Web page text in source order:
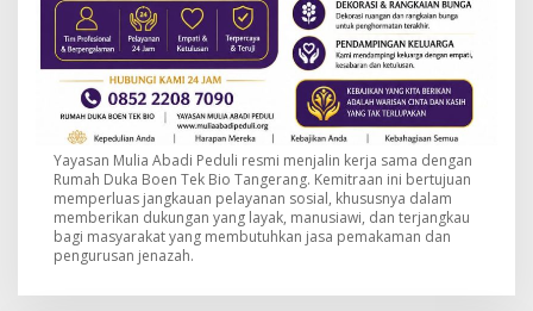
Yayasan Mulia Abadi Peduli resmi menjalin kerja sama dengan
Rumah Duka Boen Tek Bio Tangerang. Kemitraan ini bertujuan
memperluas jangkauan pelayanan sosial, khususnya dalam
memberikan dukungan yang layak, manusiawi, dan terjangkau
bagi masyarakat yang membutuhkan jasa pemakaman dan
pengurusan jenazah.